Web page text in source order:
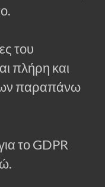
του
πλήρη και
παραπάνω
το GDPR